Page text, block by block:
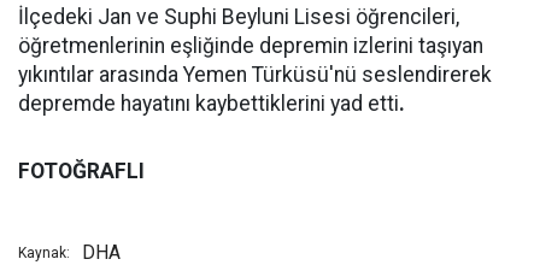
İlçedeki Jan ve Suphi Beyluni Lisesi öğrencileri,
öğretmenlerinin eşliğinde depremin izlerini taşıyan
yıkıntılar arasında Yemen Türküsü'nü seslendirerek
depremde hayatını kaybettiklerini yad etti.
FOTOĞRAFLI
Kaynak: DHA